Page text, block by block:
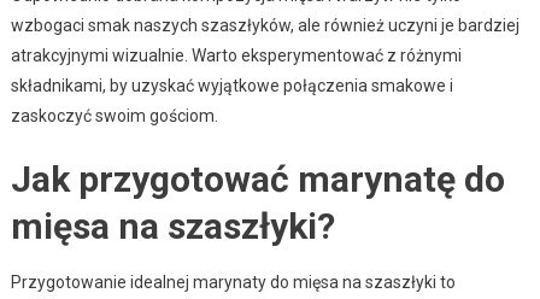
wzbogaci smak naszych szaszłyków, ale również uczyni je bardziej
atrakcyjnymi wizualnie. Warto eksperymentować z różnymi
składnikami, by uzyskać wyjątkowe połączenia smakowe i
zaskoczyć swoim gościom.
Jak przygotować marynatę do
mięsa na szaszłyki?
Przygotowanie idealnej marynaty do mięsa na szaszłyki to